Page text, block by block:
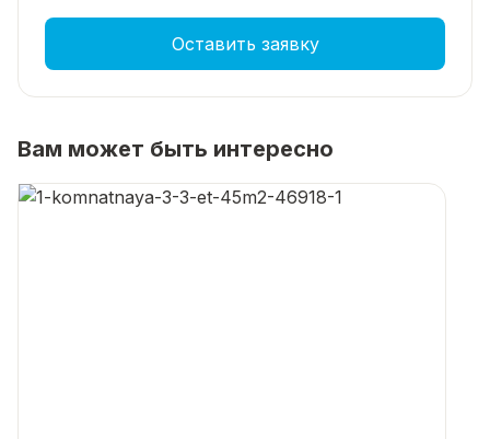
Оставить заявку
Вам может быть интересно